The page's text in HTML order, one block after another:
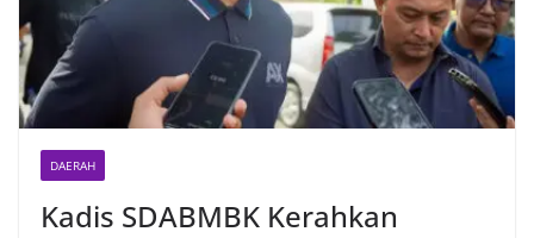
DAERAH
Kadis SDABMBK Kerahkan